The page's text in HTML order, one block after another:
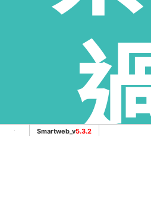
Smartweb_v5.3.2